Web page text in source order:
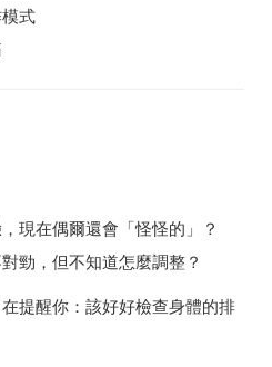
式
現在偶爾還會「怪怪的」？
勁，但不知道怎麼調整？
提醒你：該好好檢查身體的排